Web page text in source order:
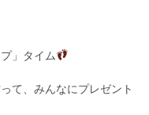
」タイム
て、みんなにプレゼント